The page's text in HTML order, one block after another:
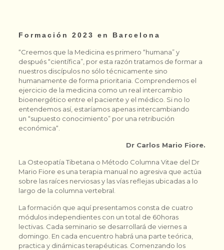
Formación 2023 en Barcelona
“Creemos que la Medicina es primero “humana” y
después “científica”, por esta razón tratamos de formar a
nuestros discípulos no sólo técnicamente sino
humanamente de forma prioritaria. Comprendemos el
ejercicio de la medicina como un real intercambio
bioenergético entre el paciente y el médico. Si no lo
entendemos así, estaríamos apenas intercambiando
un “supuesto conocimiento” por una retribución
económica“.
Dr Carlos Mario Fiore.
La Osteopatía Tibetana o Método Columna Vitae del Dr
Mario Fiore es una terapia manual no agresiva que actúa
sobre las raíces nerviosas y las vías reflejas ubicadas a lo
largo de la columna vertebral.
La formación que aquí presentamos consta de cuatro
módulos independientes con un total de 60horas
lectivas. Cada seminario se desarrollará de viernes a
domingo. En cada encuentro habrá una parte teórica,
practica y dinámicas terapéuticas. Comenzando los